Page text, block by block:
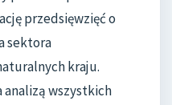
przedsięwzięć o
sektora
kraju.
analizą wszystkich